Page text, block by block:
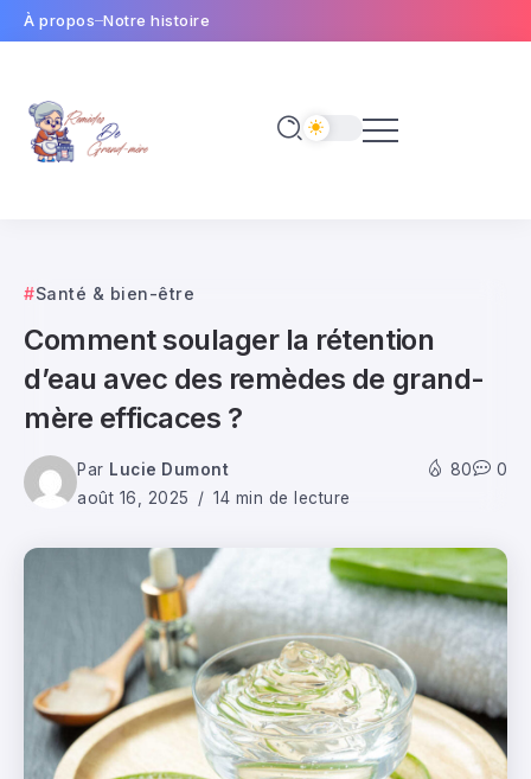
À propos Notre histoire
Santé & bien-être
Comment soulager la rétention
d’eau avec des remèdes de grand-
mère efficaces ?
Par Lucie Dumont
août 16, 2025
14 min de lecture
80 0